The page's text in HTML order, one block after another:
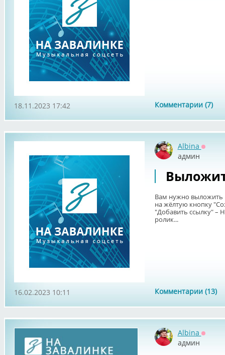
Комментарии (7)
18.11.2023 17:42
Albina
админ
Вам нужно выложить
на жёлтую кнопку
"Добавить ссылку" –
ролик...
Комментарии (13)
16.02.2023 10:11
Albina
админ